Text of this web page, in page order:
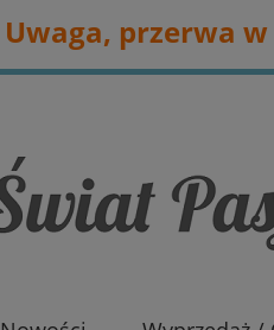
Uwaga, przerwa